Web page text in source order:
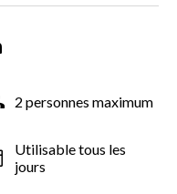
2 personnes maximum
Utilisable tous les
jours